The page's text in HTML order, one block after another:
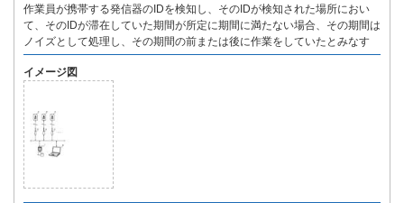
作業員が携帯する発信器のIDを検知し、そのIDが検知された場所におい
て、そのIDが滞在していた期間が所定に期間に満たない場合、その期間は
ノイズとして処理し、その期間の前または後に作業をしていたとみなす
イメージ図